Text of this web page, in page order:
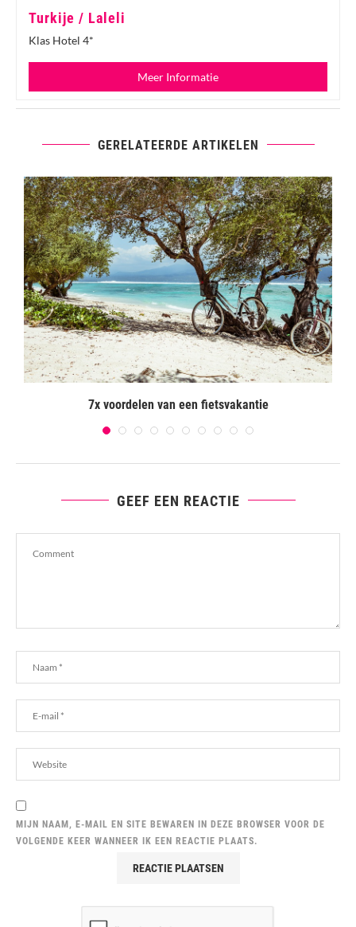
Turkije / Laleli
Klas Hotel 4*
Meer Informatie
GERELATEERDE ARTIKELEN
7x voordelen van een fietsvakantie
GEEF EEN REACTIE
MIJN NAAM, E-MAIL EN SITE BEWAREN IN DEZE BROWSER VOOR DE
VOLGENDE KEER WANNEER IK EEN REACTIE PLAATS.